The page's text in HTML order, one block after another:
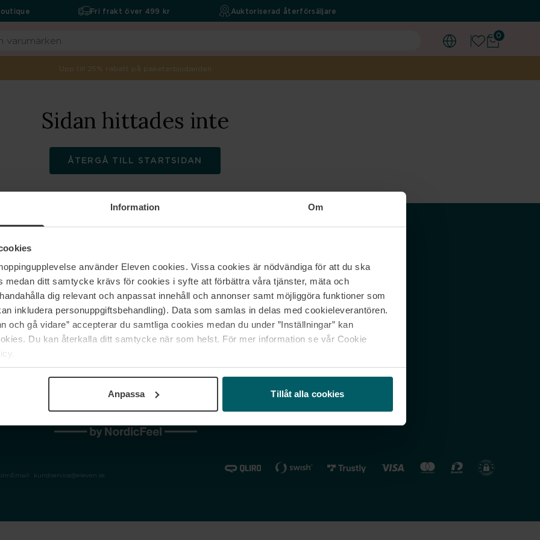
Information Om
använder Eleven cookies. Vissa cookies är nödvändiga för att du ska
medan ditt samtycke krävs för cookies i syfte att förbättra våra tjänster, mäta och
dig relevant och anpassat innehåll och annonser samt möjliggöra funktioner som
inkludera personuppgiftsbehandling). Data som samlas in delas med cookieleverantören.
och gå vidare” accepterar du samtliga cookies medan du under ”Inställningar” kan
Du kan återkalla ditt samtycke när som helst. För mer information se vår Cookie
Anpassa Tillåt alla cookies
0
Fri frakt över 499 kr Auktoriserad återförsäljare
Upp till 25% rabatt på paketerbjudanden
Sidan hittades inte
ÅTERGÅ TILL STARTSIDAN
Om oss
Jobba hos oss
Våra varumärken
Kontakta oss
Vanliga frågor & svar
Spåra min beställning
reklamationer
Nordicfeel SE
Nordicfeel FI
Nordicfeel NO
Email: kundservice@eleven.se